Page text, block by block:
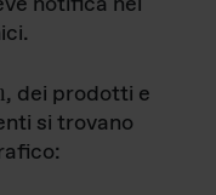
, dei prodotti e
si trovano